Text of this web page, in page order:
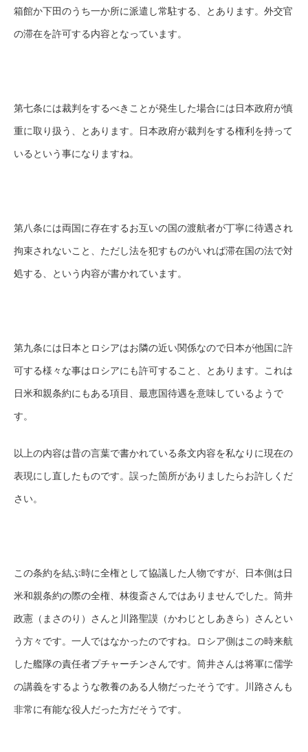
箱館か下田のうち一か所に派遣し常駐する、とあります。外交官
の滞在を許可する内容となっています。
第七条には裁判をするべきことが発生した場合には日本政府が慎
重に取り扱う、とあります。日本政府が裁判をする権利を持って
いるという事になりますね。
第八条には両国に存在するお互いの国の渡航者が丁寧に待遇され
拘束されないこと、ただし法を犯すものがいれば滞在国の法で対
処する、という内容が書かれています。
第九条には日本とロシアはお隣の近い関係なので日本が他国に許
可する様々な事はロシアにも許可すること、とあります。これは
日米和親条約にもある項目、最恵国待遇を意味しているようで
す。
以上の内容は昔の言葉で書かれている条文内容を私なりに現在の
表現にし直したものです。誤った箇所がありましたらお許しくだ
さい。
この条約を結ぶ時に全権として協議した人物ですが、日本側は日
米和親条約の際の全権、林復斎さんではありませんでした。筒井
政憲（まさのり）さんと川路聖謨（かわじとしあきら）さんとい
う方々です。一人ではなかったのですね。ロシア側はこの時来航
した艦隊の責任者プチャーチンさんです。筒井さんは将軍に儒学
の講義をするような教養のある人物だったそうです。川路さんも
非常に有能な役人だった方だそうです。